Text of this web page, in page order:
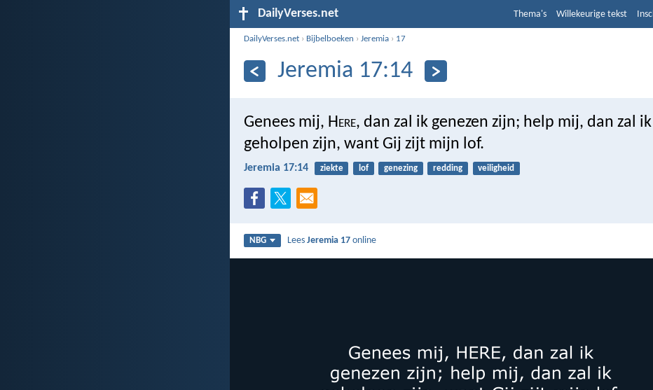
DailyVerses.net Thema's Willekeurige tekst
DailyVerses.net › Bijbelboeken ›Jeremia › 17
Jeremia 17:14
Genees mij, Here, dan zal ik genezen zijn; help mij, dan zal ik
geholpen zijn, want Gij zijt mijn lof.
Jeremia 17:14 ziekte lof genezing redding veiligheid
NBG LeesJeremia 17 online